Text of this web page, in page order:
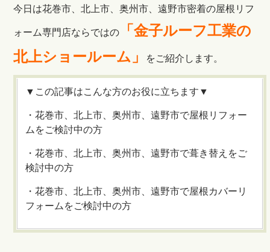
今日は花巻市、北上市、奥州市、遠野市密着の屋根リフ
ォーム専門店ならではの
「金子ルーフ工業の
北上ショールーム」
をご紹介します。
▼この記事はこんな方のお役に立ちます▼
・花巻市、北上市、奥州市、遠野市で屋根リフォー
ムをご検討中の方
・花巻市、北上市、奥州市、遠野市で葺き替えをご
検討中の方
・花巻市、北上市、奥州市、遠野市で屋根カバーリ
フォームをご検討中の方